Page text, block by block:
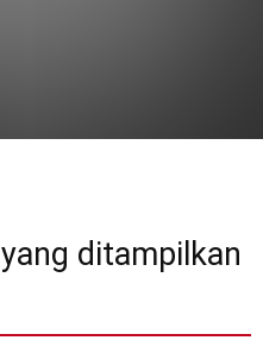
ditampilkan